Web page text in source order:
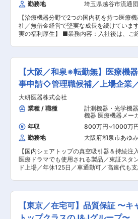
身のキャリアも大きく広げられるタイミン
を持ちながら、MTGグループの経営基盤・
網・マーケティング資産を活用できる環境
■当社について： 「BEAUTY
ENTERTAINMENT」をコンセプトに既存の
レーニング・ブランド『SIXPAD』等、
HEALTH・BEAUTY・HYGIENE分野でお客
動を与え続ける画期的なブランドを次々と
し続け、国内外のEC市場、サロン市場、リ
ストア市場と幅広いチャネルでお届けしてい
す。 変更の範囲：会社の定める業務
ーカー顧客先に行き、製品の製造・開発を認
監査をします。顧客先によっては審査のため
分くらい出張いただくこともございます。
は、レポート作成して、ドイツへ報告して
けるというのが業務の流れになります。入
目では、エキスパートして独り立ちして複
分野の中で、過去20年間で最も急進的に成
いるカテゴリであり、今後も様々な製品や
リに向かって広がっていく技術を習得でき
・1つの認証には、品質マネージメントシス
ム、ハードウェア、ソフトウェア等、様々な
スメントが含めれていますので、専門家と
価する立場も経験したり、プロジェクトマ
メントとして全体を管理したりと、大きな視
様々な製品開発を経験できます。 ・海外拠
なコミュニケーションを取ることができ、グ
バルなフィールドで活躍いただけます。 ・
の出張以外は、在宅勤務を柔軟に活用でき
な働き方ができます。 変更の範囲：本文
勤務地
埼玉県越谷市流通
【治療機器分野で2つの国内初を持つ医療
社／無借金経営で堅実な成長を続けていま
実の福利厚生】 ■業務内容：入社後は、ご
当いただきます。 ■業務詳細： ・安全管理
（不具合／有害事象）の収集・分析 ・安全
置の要否判定および情報提供文書の作成・
行政への不具合報告および現場対応サポー
り扱い機器の技術検証（品質保証部門、技
ターとの協働） ・GVP関連の教育訓練計画
定・実施 ・技術トレーニングの企画開催、
定資格の取得推進等 ■教育制度： 入社後、まず
は導入研修という形で当社取り扱い製品を覚
いただく為の研修を行います。その後は、現
先輩社員と一緒にOJTという形で一人立ちま
ポート致します。技術研修なども豊富に揃っ
り、過去にも未経験者が入社しご活躍され
すのでご安心ください。 ■組織構成：安全
門には、現在4名の社員が在籍しておりま
働き方： 残業時間は平均20〜30時間です
す。 ■当社の魅力： 【治療機器分野で2つ
初を持つ医療機器商社】 1979年に、当社は
【大阪／和泉※転勤無】医療機
事申請◇管理職候補／上場企業
品保有
大研医器株式会社
業種 / 職種
計測機器・光学機
機器 医療機器メー
器） 医療機器安全
年収 800万円~1000万
勤務地
大阪府和泉市あゆ
【国内シェアトップの真空吸引器＆持続注
医療ドラマでも使用される製品／東証スタ
ド上場／年休125日／車通勤可／高速代も支
ド上場企業である当社において、自社開発
機器（クラスⅠ〜Ⅲ）の薬事（安全管理および
請）のリーダーとして、実務およびメンバ
成、マネジメントを担当いただきます。 ■担当業
【東京／在宅可】品質保証 〜